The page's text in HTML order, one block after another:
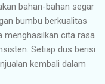
bahan-bahan segar
bumbu berkualitas
menghasilkan cita rasa
Setiap dus berisi
kembali dalam